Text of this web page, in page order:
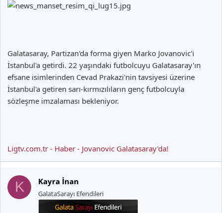
Galatasaray, Partizan'da forma giyen Marko Jovanovic'i
İstanbul'a getirdi. 22 yaşındaki futbolcuyu Galatasaray'ın
efsane isimlerinden Cevad Prakazi'nin tavsiyesi üzerine
İstanbul'a getiren sarı-kırmızılıların genç futbolcuyla
sözleşme imzalaması bekleniyor.
Ligtv.com.tr - Haber - Jovanovic Galatasaray'da!
K Kayra İnan
GalataSarayı Efendileri